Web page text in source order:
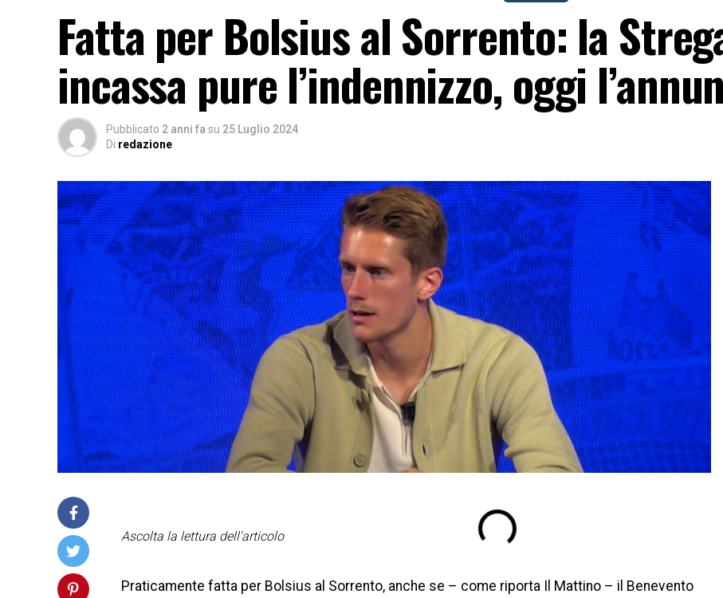
Fatta per Bolsius al Sorrento: la
incassa pure l’indennizzo, oggi
Pubblicato 2 anni fa su 25 Luglio 2024
Di redazione
Ascolta la lettura dell'articolo
Praticamente fatta per Bolsius al Sorrento, anche se – come riporta Il Mattino – il Benevento